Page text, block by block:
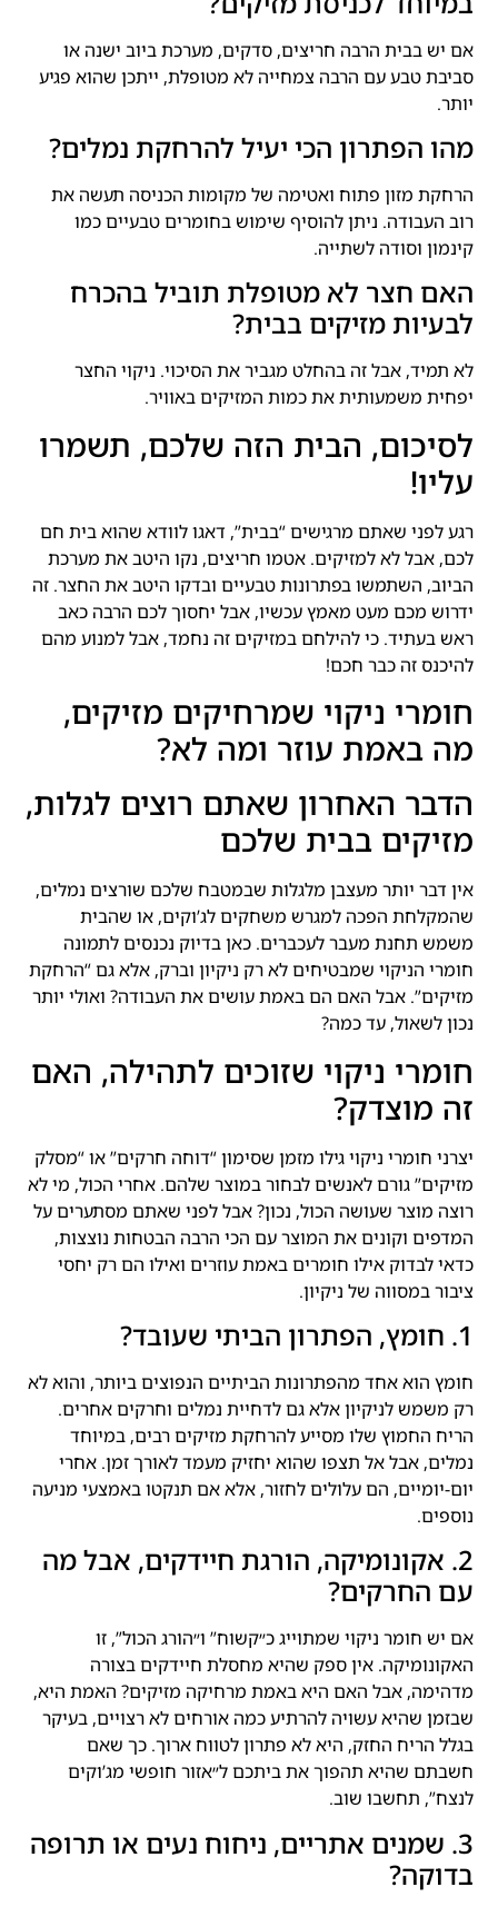
אם יש בבית הרבה חריצים, סדקים, מערכת ביוב ישנה או
סביבת טבע עם הרבה צמחייה לא מטופלת, ייתכן שהוא פגיע
יותר.
מהו הפתרון הכי יעיל להרחקת נמלים?
הרחקת מזון פתוח ואטימה של מקומות הכניסה תעשה את
רוב העבודה. ניתן להוסיף שימוש בחומרים טבעיים כמו
קינמון וסודה לשתייה.
האם חצר לא מטופלת תוביל בהכרח
לבעיות מזיקים בבית?
לא תמיד, אבל זה בהחלט מגביר את הסיכוי. ניקוי החצר
יפחית משמעותית את כמות המזיקים באוויר.
לסיכום, הבית הזה שלכם, תשמרו
עליו!
רגע לפני שאתם מרגישים “בבית”, דאגו לוודא שהוא בית חם
לכם, אבל לא למזיקים. אטמו חריצים, נקו היטב את מערכת
הביוב, השתמשו בפתרונות טבעיים ובדקו היטב את החצר. זה
ידרוש מכם מעט מאמץ עכשיו, אבל יחסוך לכם הרבה כאב
ראש בעתיד. כי להילחם במזיקים זה נחמד, אבל למנוע מהם
להיכנס זה כבר חכם!
חומרי ניקוי שמרחיקים מזיקים,
מה באמת עוזר ומה לא?
הדבר האחרון שאתם רוצים לגלות,
מזיקים בבית שלכם
אין דבר יותר מעצבן מלגלות שבמטבח שלכם שורצים נמלים,
שהמקלחת הפכה למגרש משחקים לג’וקים, או שהבית
משמש תחנת מעבר לעכברים. כאן בדיוק נכנסים לתמונה
חומרי הניקוי שמבטיחים לא רק ניקיון וברק, אלא גם “הרחקת
מזיקים”. אבל האם הם באמת עושים את העבודה? ואולי יותר
נכון לשאול, עד כמה?
חומרי ניקוי שזוכים לתהילה, האם
זה מוצדק?
יצרני חומרי ניקוי גילו מזמן שסימון “דוחה חרקים” או “מסלק
מזיקים” גורם לאנשים לבחור במוצר שלהם. אחרי הכול, מי לא
רוצה מוצר שעושה הכול, נכון? אבל לפני שאתם מסתערים על
המדפים וקונים את המוצר עם הכי הרבה הבטחות נוצצות,
כדאי לבדוק אילו חומרים באמת עוזרים ואילו הם רק יחסי
ציבור במסווה של ניקיון.
1. חומץ, הפתרון הביתי שעובד?
חומץ הוא אחד מהפתרונות הביתיים הנפוצים ביותר, והוא לא
רק משמש לניקיון אלא גם לדחיית נמלים וחרקים אחרים.
הריח החמוץ שלו מסייע להרחקת מזיקים רבים, במיוחד
נמלים, אבל אל תצפו שהוא יחזיק מעמד לאורך זמן. אחרי
יום-יומיים, הם עלולים לחזור, אלא אם תנקטו באמצעי מניעה
נוספים.
2. אקונומיקה, הורגת חיידקים, אבל מה
עם החרקים?
אם יש חומר ניקוי שמתוייג כ״קשוח” ו״הורג הכול”, זו
האקונומיקה. אין ספק שהיא מחסלת חיידקים בצורה
מדהימה, אבל האם היא באמת מרחיקה מזיקים? האמת היא,
שבזמן שהיא עשויה להרתיע כמה אורחים לא רצויים, בעיקר
בגלל הריח החזק, היא לא פתרון לטווח ארוך. כך שאם
חשבתם שהיא תהפוך את ביתכם ל״אזור חופשי מג’וקים
לנצח”, תחשבו שוב.
3. שמנים אתריים, ניחוח נעים או תרופה
בדוקה?